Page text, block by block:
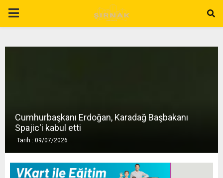
P
ACumhurbaşkanı Erdoğan, Karadağ Başbakanı
Spajic'i kabul etti
Tarih : 09/07/2026